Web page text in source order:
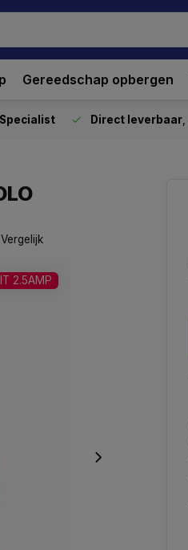
Gereedschap opbergen
Direct leverbaar
Vergelijk
2.5AMP